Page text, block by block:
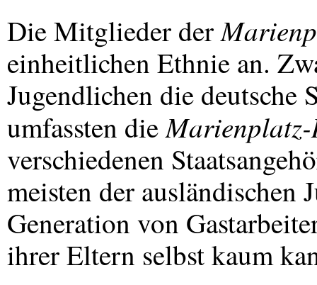
Die Mitglieder der
einheitlichen Ethnie an.
Jugendlichen die deutsche
umfassten die
verschiedenen
meisten der ausländischen
Generation von
ihrer Eltern selbst kaum